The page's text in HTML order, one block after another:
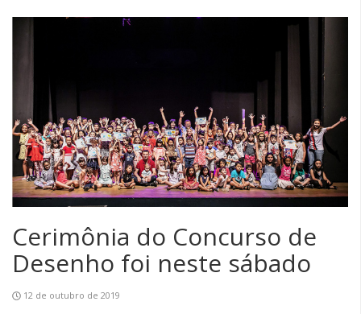
Cerimônia do Concurso de
Desenho foi neste sábado
12 de outubro de 2019